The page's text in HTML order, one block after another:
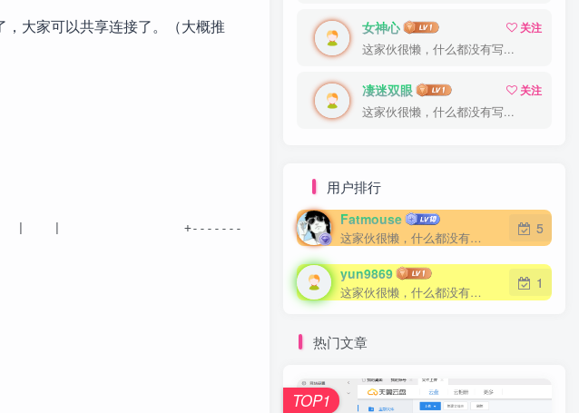
大家可以共享连接了。（大概推
|    |                 +--------+  |    |  +--------+  +------------+  |
女神心
关注
这家伙很懒，什么都没有写...
凄迷双眼
关注
这家伙很懒，什么都没有写...
用户排行
Fatmouse
这家伙很懒，什么都没有写...
5
yun9869
这家伙很懒，什么都没有写...
1
热门文章
TOP1